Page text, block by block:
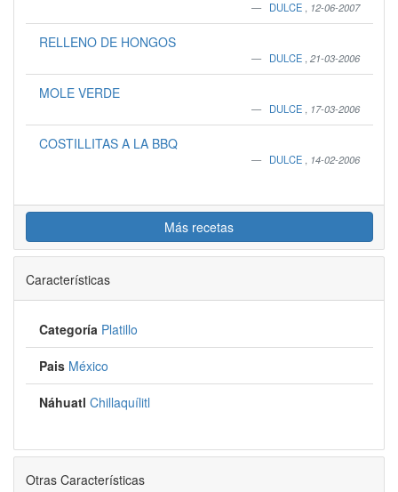
DULCE 12-06-2007
RELLENO DE HONGOS
DULCE 21-03-2006
MOLE VERDE
DULCE 17-03-2006
COSTILLITAS A LA BBQ
DULCE 14-02-2006
Más recetas
Características
Categoría Platillo
Pais México
Náhuatl Chillaquílitl
Otras Características